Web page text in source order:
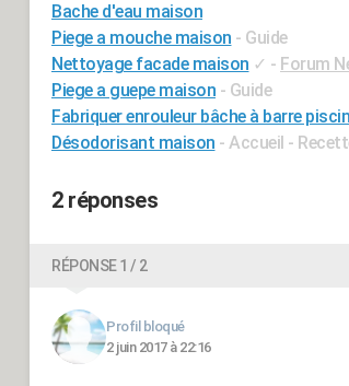
Bache d'eau maison
Piege a mouche maison - Guide
Nettoyage facade maison ✓ - Forum
Piege a guepe maison - Guide
Fabriquer enrouleur bâche à barre
Désodorisant maison - Accueil -
2 réponses
RÉPONSE 1 / 2
Profil bloqué
2 juin 2017 à 22:16